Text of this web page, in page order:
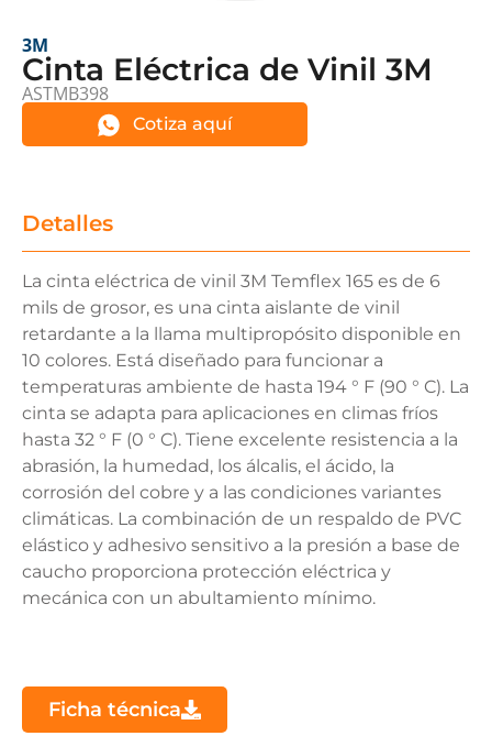
3M
Cinta Eléctrica de Vinil 3M
ASTMB398
Cotiza aquí
Detalles
La cinta eléctrica de vinil 3M Temflex 165 es de 6
mils de grosor, es una cinta aislante de vinil
retardante a la llama multipropósito disponible en
10 colores. Está diseñado para funcionar a
temperaturas ambiente de hasta 194 ° F (90 ° C). La
cinta se adapta para aplicaciones en climas fríos
hasta 32 ° F (0 ° C). Tiene excelente resistencia a la
abrasión, la humedad, los álcalis, el ácido, la
corrosión del cobre y a las condiciones variantes
climáticas. La combinación de un respaldo de PVC
elástico y adhesivo sensitivo a la presión a base de
caucho proporciona protección eléctrica y
mecánica con un abultamiento mínimo.
Ficha técnica